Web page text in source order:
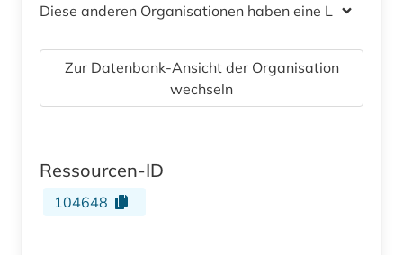
Diese anderen Organisationen haben eine Lizenz
Zur Datenbank-Ansicht der Organisation
wechseln
Ressourcen-ID
104648